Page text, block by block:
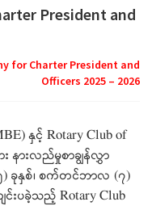
n
i
g
i
n
President and
for Charter President and
Officers 2025 – 2026
နှင့် Rotary Club of
နားလည်မှုစာချွန်လွှာ
) ခုနှစ်၊ စက်တင်ဘာလ (၇)
င်းပခဲ့သည့် Rotary Club